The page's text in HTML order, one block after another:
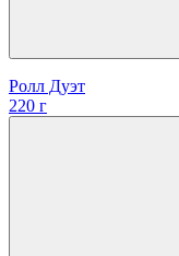
Ролл Дуэт
220 г